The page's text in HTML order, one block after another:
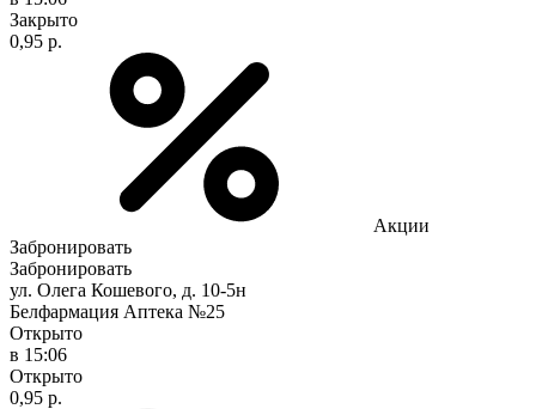
Закрыто
0,95 р.
Акции
Забронировать
Забронировать
ул. Олега Кошевого, д. 10-5н
Белфармация Аптека №25
Открыто
в 15:06
Открыто
0,95 р.